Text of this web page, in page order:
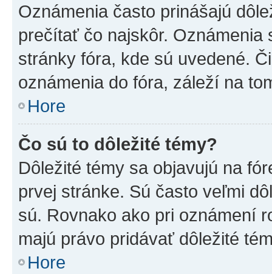
Oznámenia často prinášajú
prečítať čo najskôr. Oznámenia
stránky fóra, kde sú uvedené.
oznámenia do fóra, záleží na
Hore
Čo sú to dôležité témy?
Dôležité témy sa objavujú na
prvej stránke. Sú často veľmi
sú. Rovnako ako pri oznámení
majú právo pridávať dôležité
Hore